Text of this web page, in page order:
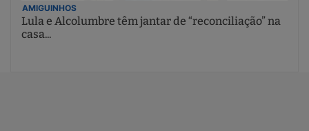
AMIGUINHOS
Lula e Alcolumbre têm jantar de “reconciliação” na
casa...